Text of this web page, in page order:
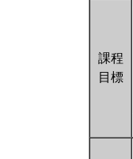
課程
目標